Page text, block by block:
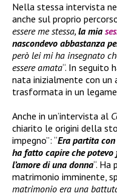
Nella stessa intervista
anche sul proprio
essere me stessa, la mia
nascondevo abbastanza
però lei mi ha insegnato
essere amata“. In seguito
nata inizialmente con un
trasformata in un
Anche in un’intervista al
chiarito le origini della
impegno”: “Era partita
ha fatto capire che
l’amore di una donna“. Ha
matrimonio imminente,
matrimonio era una